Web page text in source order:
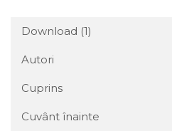
Download (1)
Autori
Cuprins
Cuvânt înainte